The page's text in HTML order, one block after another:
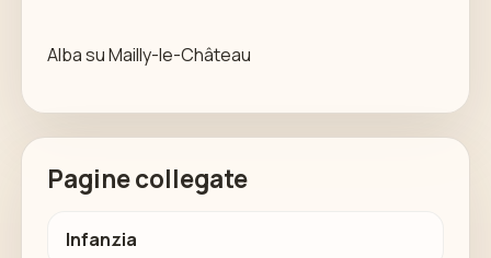
Alba su Mailly-le-Château
Pagine collegate
Infanzia